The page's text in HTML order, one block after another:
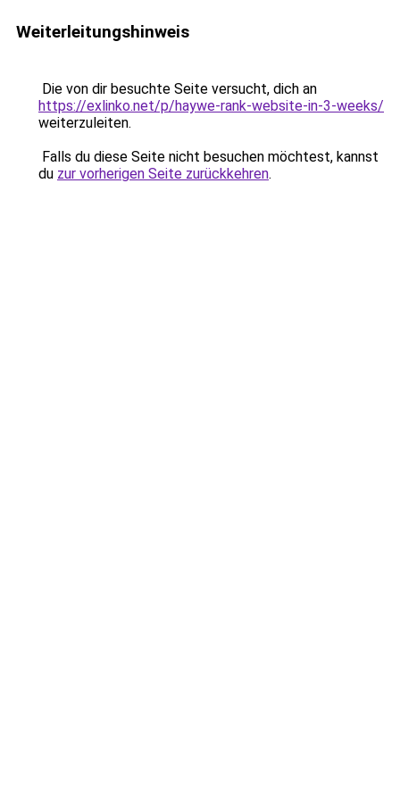
Weiterleitungshinweis
Die von dir besuchte Seite versucht, dich an
https://exlinko.net/p/haywe-rank-website-in-3-weeks/
weiterzuleiten.
Falls du diese Seite nicht besuchen möchtest, kannst
du zur vorherigen Seite zurückkehren.